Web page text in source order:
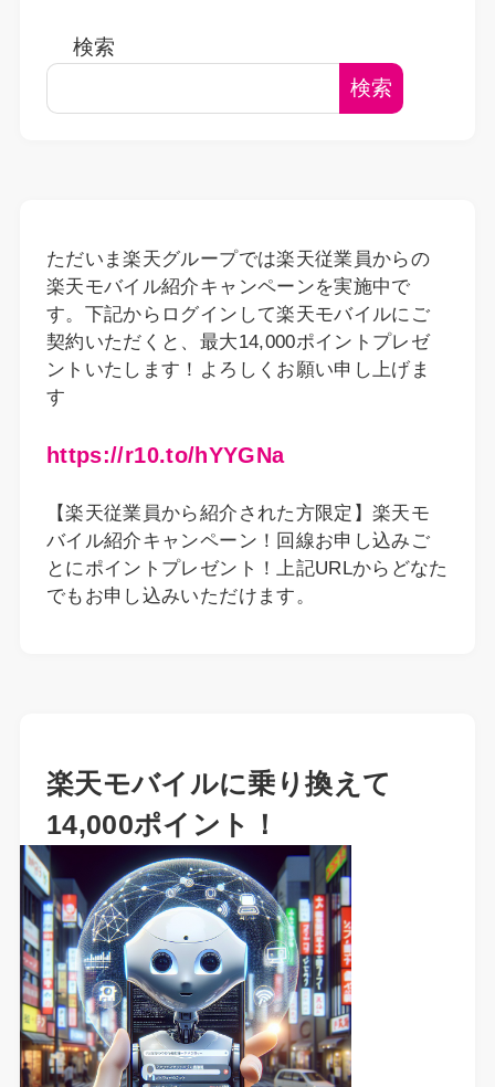
検索
検索
ただいま楽天グループでは楽天従業員からの
楽天モバイル紹介キャンペーンを実施中で
す。下記からログインして楽天モバイルにご
契約いただくと、最大14,000ポイントプレゼ
ントいたします！よろしくお願い申し上げま
す
https://r10.to/hYYGNa
【楽天従業員から紹介された方限定】楽天モ
バイル紹介キャンペーン！回線お申し込みご
とにポイントプレゼント！上記URLからどなた
でもお申し込みいただけます。
楽天モバイルに乗り換えて
14,000ポイント！